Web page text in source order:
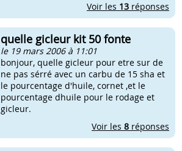
Voir les 13 réponses
quelle gicleur kit 50 fonte
le 19 mars 2006 à 11:01
bonjour, quelle gicleur pour etre sur de
ne pas sérré avec un carbu de 15 sha et
le pourcentage d'huile, cornet ,et le
pourcentage dhuile pour le rodage et
gicleur.
Voir les 8 réponses